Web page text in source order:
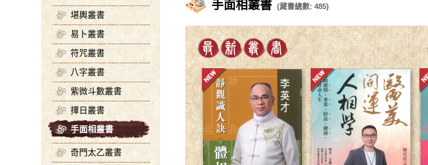
堪輿叢書
易卜叢書
符咒叢書
八字叢書
紫微斗數叢書
擇日叢書
手面相叢書
奇門太乙叢書
手面相叢書 (藏書總數: 485)